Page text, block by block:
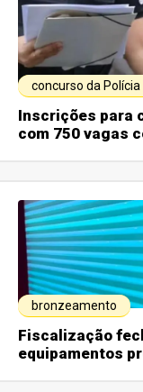
concurso da Polícia
Inscrições para
com 750 vagas
bronzeamento
Fiscalização
equipamentos